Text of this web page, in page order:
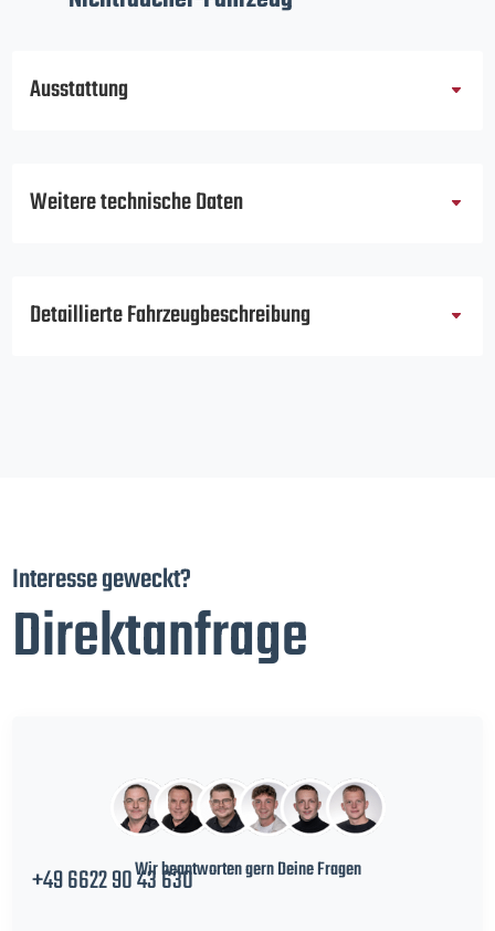
Ausstattung
Weitere technische Daten
Detaillierte Fahrzeugbeschreibung
Interesse geweckt?
Direktanfrage
Wir beantworten gern Deine Fragen
+49 6622 90 43 630